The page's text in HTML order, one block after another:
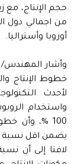
أوروبا وأستراليا.
وأشار المهندس/
لأحدث
واستخدام
100 %، وأن
يضمن اقل نسبة